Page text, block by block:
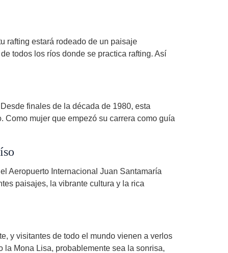
rafting estará rodeado de un paisaje
todos los ríos donde se practica rafting. Así
finales de la década de 1980, esta
mujer que empezó su carrera como guía
Aeropuerto Internacional Juan Santamaría
paisajes, la vibrante cultura y la rica
y visitantes de todo el mundo vienen a verlos
la Mona Lisa, probablemente sea la sonrisa,